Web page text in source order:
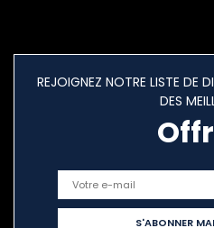
REJOIGNEZ NOTRE LISTE DE
DES